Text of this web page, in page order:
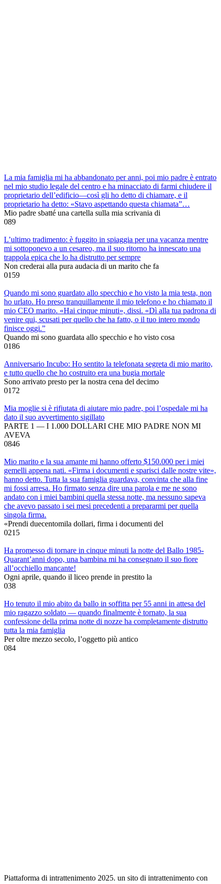
La mia famiglia mi ha abbandonato per anni, poi mio padre è entrato
nel mio studio legale del centro e ha minacciato di farmi chiudere il
proprietario dell’edificio—così gli ho detto di chiamare, e il
proprietario ha detto: «Stavo aspettando questa chiamata”…
Mio padre sbatté una cartella sulla mia scrivania di
089
L’ultimo tradimento: è fuggito in spiaggia per una vacanza mentre
mi sottoponevo a un cesareo, ma il suo ritorno ha innescato una
trappola epica che lo ha distrutto per sempre
Non crederai alla pura audacia di un marito che fa
0159
Quando mi sono guardato allo specchio e ho visto la mia testa, non
ho urlato. Ho preso tranquillamente il mio telefono e ho chiamato il
mio CEO marito. «Hai cinque minuti», dissi. «Dì alla tua padrona di
venire qui, scusati per quello che ha fatto, o il tuo intero mondo
finisce oggi.”
Quando mi sono guardata allo specchio e ho visto cosa
0186
Anniversario Incubo: Ho sentito la telefonata segreta di mio marito,
e tutto quello che ho costruito era una bugia mortale
Sono arrivato presto per la nostra cena del decimo
0172
Mia moglie si è rifiutata di aiutare mio padre, poi l’ospedale mi ha
dato il suo avvertimento sigillato
PARTE 1 — I 1.000 DOLLARI CHE MIO PADRE NON MI
AVEVA
0846
Mio marito e la sua amante mi hanno offerto $150.000 per i miei
gemelli appena nati. «Firma i documenti e sparisci dalle nostre vite»,
hanno detto. Tutta la sua famiglia guardava, convinta che alla fine
mi fossi arresa. Ho firmato senza dire una parola e me ne sono
andato con i miei bambini quella stessa notte, ma nessuno sapeva
che avevo passato i sei mesi precedenti a prepararmi per quella
singola firma.
«Prendi duecentomila dollari, firma i documenti del
0215
Ha promesso di tornare in cinque minuti la notte del Ballo 1985-
Quarant’anni dopo, una bambina mi ha consegnato il suo fiore
all’occhiello mancante!
Ogni aprile, quando il liceo prende in prestito la
038
Ho tenuto il mio abito da ballo in soffitta per 55 anni in attesa del
mio ragazzo soldato — quando finalmente è tornato, la sua
confessione della prima notte di nozze ha completamente distrutto
tutta la mia famiglia
Per oltre mezzo secolo, l’oggetto più antico
084
Piattaforma di intrattenimento 2025. un sito di intrattenimento con